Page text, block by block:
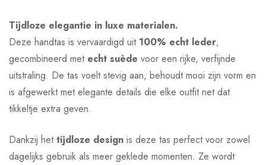
Tijdloze elegantie in luxe materialen.
Deze handtas is vervaardigd uit 100% echt leder,
gecombineerd met echt suède voor een rijke, verfijnde
uitstraling. De tas voelt stevig aan, behoudt mooi zijn vorm en
is afgewerkt met elegante details die elke outfit net dat
tikkeltje extra geven.
Dankzij hettijdloze design is deze tas perfect voor zowel
dagelijks gebruik als meer geklede momenten. Ze wordt